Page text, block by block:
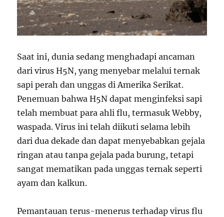
Saat ini, dunia sedang menghadapi ancaman
dari virus H5N, yang menyebar melalui ternak
sapi perah dan unggas di Amerika Serikat.
Penemuan bahwa H5N dapat menginfeksi sapi
telah membuat para ahli flu, termasuk Webby,
waspada. Virus ini telah diikuti selama lebih
dari dua dekade dan dapat menyebabkan gejala
ringan atau tanpa gejala pada burung, tetapi
sangat mematikan pada unggas ternak seperti
ayam dan kalkun.
Pemantauan terus-menerus terhadap virus flu